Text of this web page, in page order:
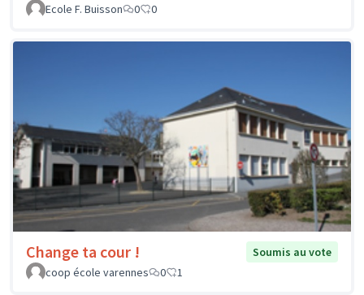
Ecole F. Buisson
0 0
Change ta cour !
Soumis au vote
coop école varennes
0 1